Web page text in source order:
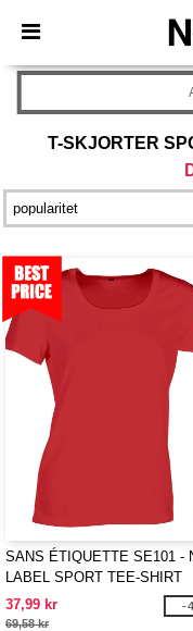
× Needen-app
Bedre priser i
T-SKJORTER
SANS ÉTIQUETTE SE101 -
LABEL SPORT TEE-SHIRT
WOMEN
37,99 kr
69,58 kr
-